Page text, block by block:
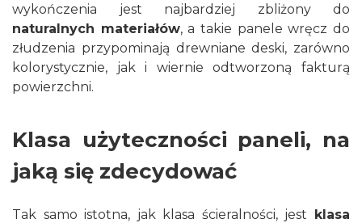
wykończenia jest najbardziej zbliżony do
naturalnych materiałów, a takie panele wręcz do
złudzenia przypominają drewniane deski, zarówno
kolorystycznie, jak i wiernie odtworzoną fakturą
powierzchni.
Klasa użyteczności paneli, na
jaką się zdecydować
Tak samo istotna, jak klasa ścieralności, jest klasa